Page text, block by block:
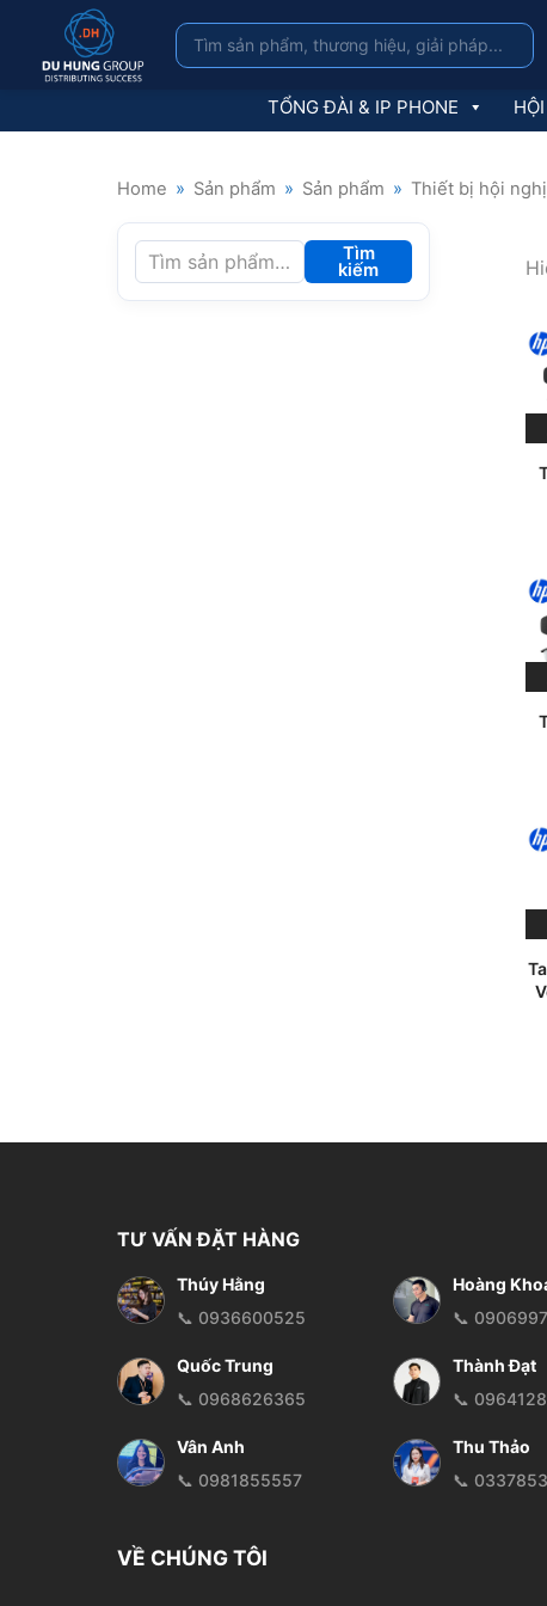
TỔNG ĐÀI & IP PHONE
Home » Sản phẩm » Sản phẩm » Thiết bị hội nghị
Tìm
kiếm
TƯ VẤN ĐẶT HÀNG
Thúy Hằng
📞 0936600525
Hoàng
📞
Quốc Trung
📞 0968626365
Thành Đạt
📞
Vân Anh
📞 0981855557
Thu Thảo
📞
VỀ CHÚNG TÔI